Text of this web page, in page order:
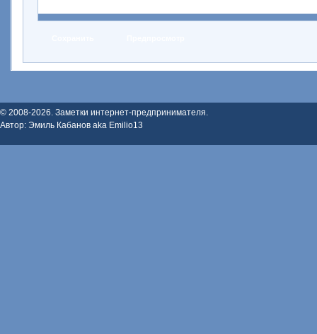
© 2008-2026. Заметки интернет-предпринимателя.
Автор: Эмиль Кабанов aka Emilio13